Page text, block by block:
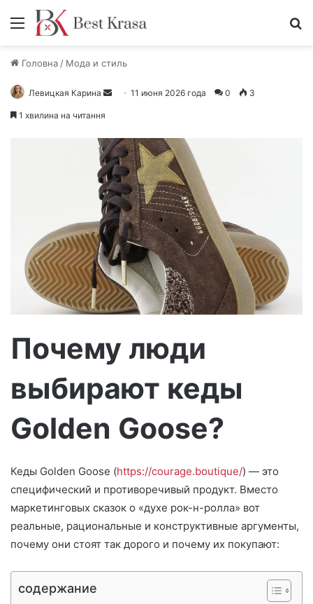
Меню
Головна / Мода и стиль
Левицкая Карина
р
а
в
и
т
ь
п
и
с
ь
м
11 июня 2026 года 0 3
1 хвилина на читання
Почему люди
выбирают кеды
Golden Goose?
Кеды Golden Goose (https://courage.boutique/) — это
специфический и противоречивый продукт. Вместо
маркетинговых сказок о «духе рок-н-ролла» вот
реальные, рациональные и конструктивные аргументы,
почему они стоят так дорого и почему их покупают:
содержание